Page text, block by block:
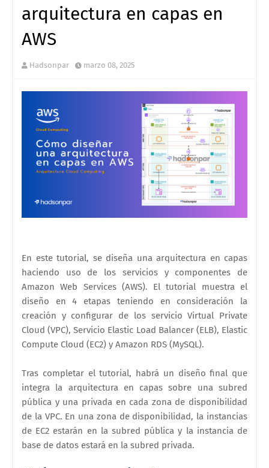
arquitectura en capas en
AWS
Hadsonpar marzo 08, 2025
En este tutorial, se diseña una arquitectura en capas
haciendo uso de los servicios y componentes de
Amazon Web Services (AWS). El tutorial muestra el
diseño en 4 etapas teniendo en consideración la
creación y configurar de los servicio Virtual Private
Cloud (VPC), Servicio Elastic Load Balancer (ELB), Elastic
Compute Cloud (EC2) y Amazon RDS (MySQL).
Tras completar el tutorial, habrá un diseño final que
integra la arquitectura en capas sobre una subred
pública y una privada en cada zona de disponibilidad
de la VPC. En una zona de disponibilidad, la instancias
de EC2 estarán en la subred pública y la instancia de
base de datos estará en la subred privada.